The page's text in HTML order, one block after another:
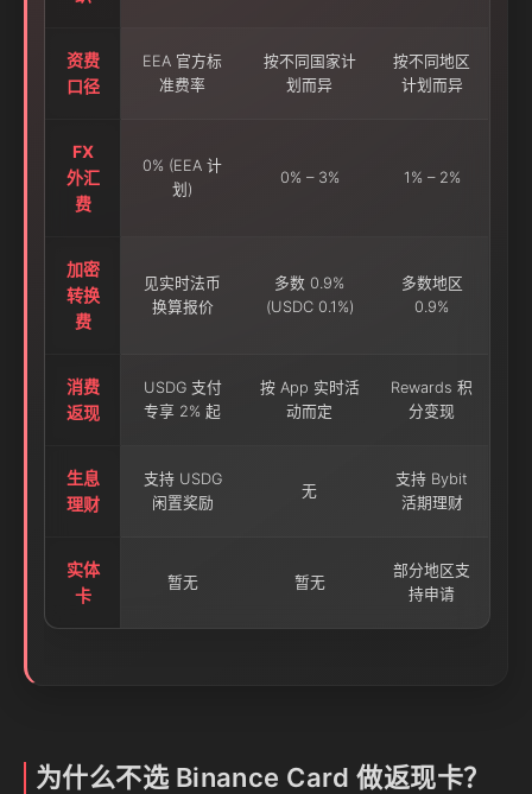
资费
口径
EEA 官方标
准费率
按不同国家计
划而异
按不同地区
计划而异
FX
外汇
费
0% (EEA 计
划)
0% – 3% 1% – 2%
加密
转换
费
见实时法币
换算报价
多数 0.9%
(USDC 0.1%)
多数地区
0.9%
消费
返现
USDG 支付
专享 2% 起
按 App 实时活
动而定
Rewards 积
分变现
生息
理财
支持 USDG
闲置奖励
无
支持 Bybit
活期理财
实体
卡
暂无 暂无
部分地区支
持申请
为什么不选 Binance Card 做返现卡？